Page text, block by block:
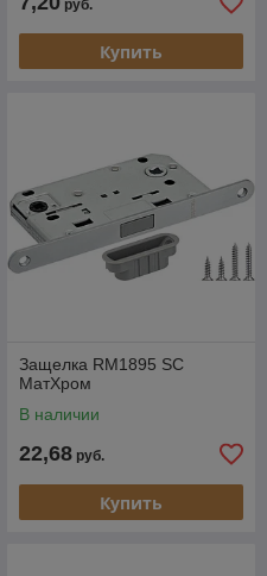
руб.
Купить
Защелка RM1895 SC
МатХром
В наличии
22,68 руб.
Купить